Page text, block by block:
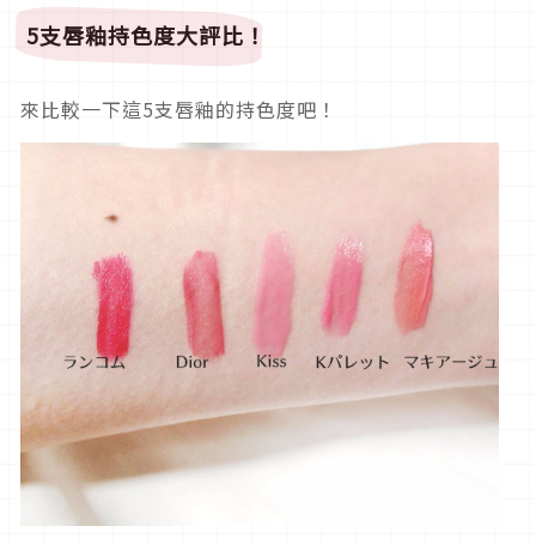
5支唇釉持色度大評比！
來比較一下這5支唇釉的持色度吧！